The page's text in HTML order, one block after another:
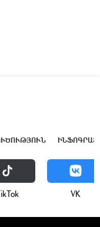
VK